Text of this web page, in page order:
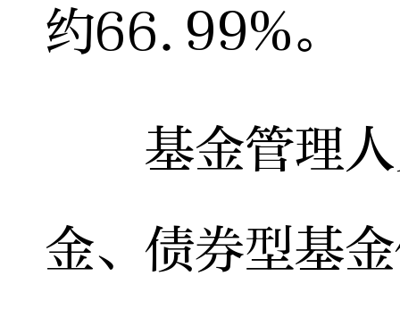
约66.99%。
基金管理人
金、债券型基